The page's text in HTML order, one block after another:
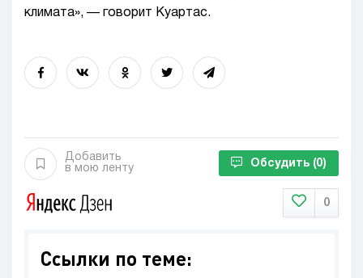
климата», — говорит Куартас.
Добавить
в мою ленту
Обсудить (0)
0
Ссылки по теме: